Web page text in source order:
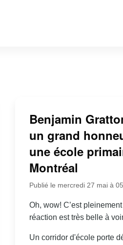
Benjamin
un grand
une école
Montréal
Publié le mercredi 27 mai à
Oh, wow! C’est
réaction est très belle à
Un corridor d'école porte